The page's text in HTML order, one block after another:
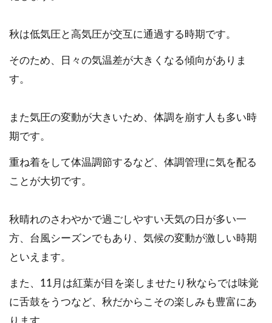
秋は低気圧と高気圧が交互に通過する時期です。
そのため、日々の気温差が大きくなる傾向がありま
す。
また気圧の変動が大きいため、体調を崩す人も多い時
期です。
重ね着をして体温調節するなど、体調管理に気を配る
ことが大切です。
秋晴れのさわやかで過ごしやすい天気の日が多い一
方、台風シーズンでもあり、気候の変動が激しい時期
といえます。
また、11月は紅葉が目を楽しませたり秋ならでは味覚
に舌鼓をうつなど、秋だからこその楽しみも豊富にあ
ります。